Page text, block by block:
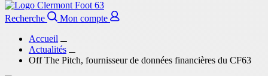
Recherche
Mon compte
Accueil
Actualités
Off The Pitch, fournisseur de données financières du CF63